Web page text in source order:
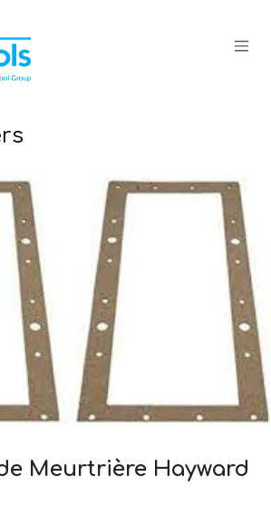
Meurtrière Hayward